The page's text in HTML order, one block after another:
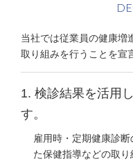
当社では従業員の健康増
取り組みを行うことを宣
1. 検診結果を活用
す。
雇用時・定期健康診
た保健指導などの取り